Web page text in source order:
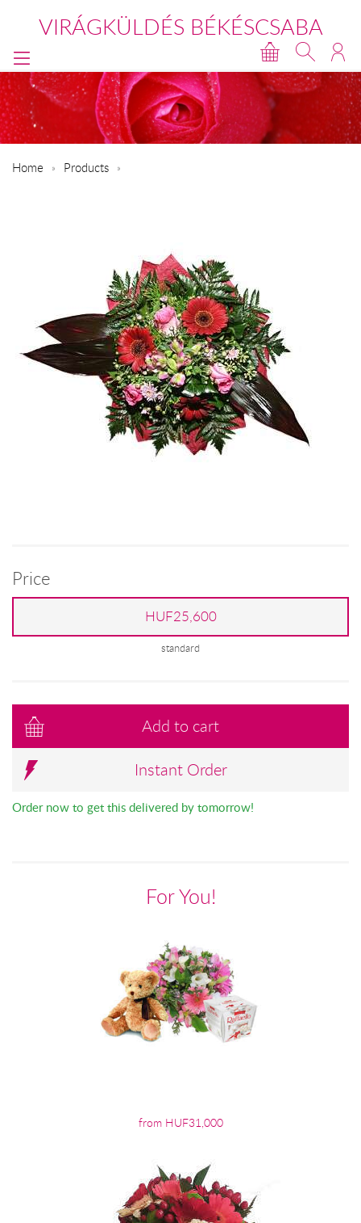
VIRÁGKÜLDÉS BÉKÉSCSABA
Home Products
Price
HUF25,600
standard
Add to cart
Instant Order
Order now to get this delivered by tomorrow!
For You!
from HUF31,000